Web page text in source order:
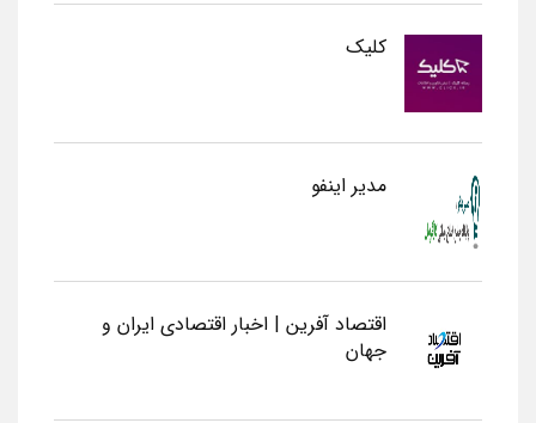
کلیک
مدیر اینفو
اقتصاد آفرین | اخبار اقتصادی ایران و
جهان